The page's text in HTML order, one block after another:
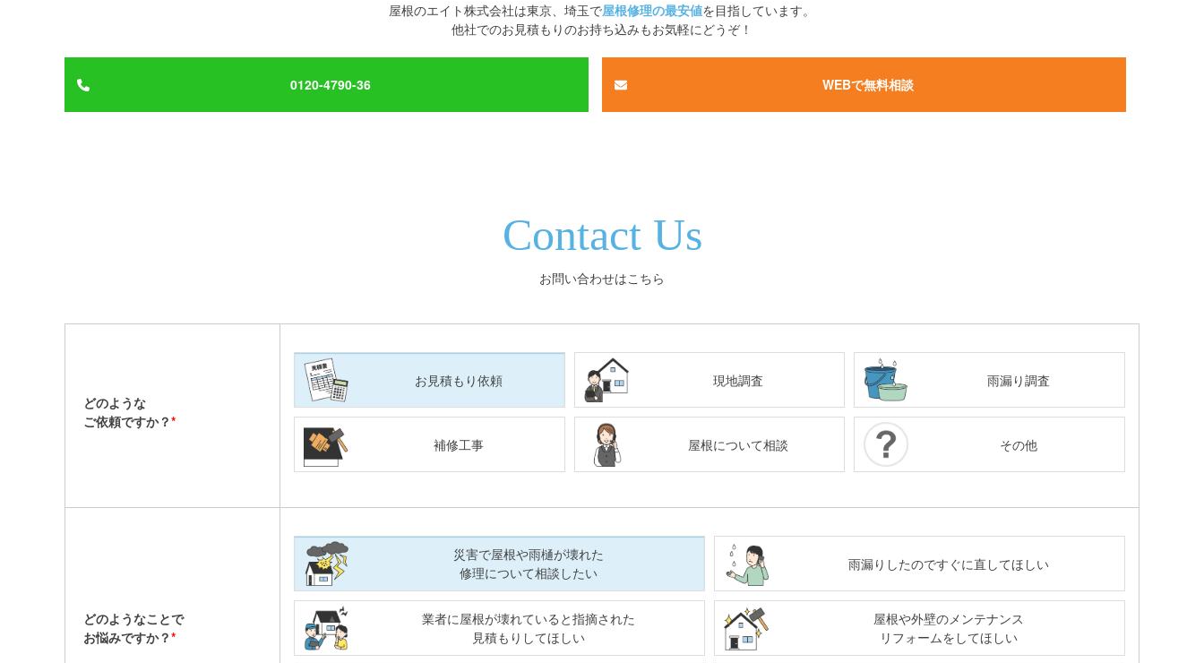
屋根のエイト株式会社は東京、埼玉で屋根修理の最安値を目指しています。
他社でのお見積もりのお持ち込みもお気軽にどうぞ！
0120-4790-36 WEBで無料相談
Contact Us
お問い合わせはこちら
どのような
ご依頼ですか？*
お見積もり依頼 現地調査 雨漏り調査
補修工事 屋根について相談 その他
どのようなことで
お悩みですか？*
災害で屋根や雨樋が壊れた
修理について相談したい
雨漏りしたのですぐに直してほしい
業者に屋根が壊れていると指摘された
見積もりしてほしい
屋根や外壁のメンテナンス
リフォームをしてほしい